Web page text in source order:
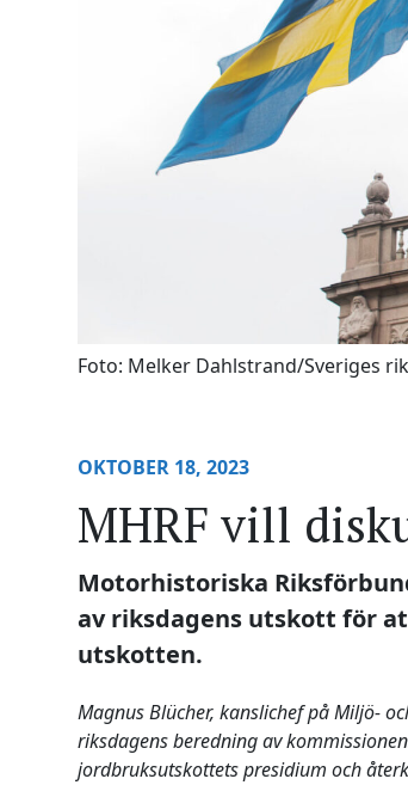
Foto: Melker Dahlstrand/Sveriges
OKTOBER 18, 2023
MHRF vill
Motorhistoriska
av riksdagens utskott för
utskotten.
Magnus Blücher, kanslichef på Miljö-
riksdagens beredning av
jordbruksutskottets presidium och